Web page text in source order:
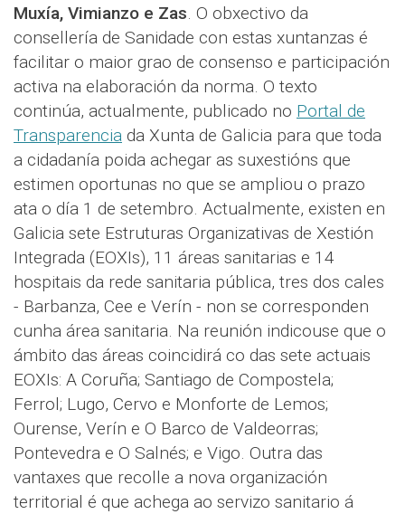
Muxía, Vimianzo e Zas . O obxectivo da
consellería de Sanidade con estas xuntanzas é
facilitar o maior grao de consenso e participación
activa na elaboración da norma. O texto
continúa, actualmente, publicado no Portal de
Transparencia da Xunta de Galicia para que toda
a cidadanía poida achegar as suxestións que
estimen oportunas no que se ampliou o prazo
ata o día 1 de setembro. Actualmente, existen en
Galicia sete Estruturas Organizativas de Xestión
Integrada (EOXIs), 11 áreas sanitarias e 14
hospitais da rede sanitaria pública, tres dos cales
- Barbanza, Cee e Verín - non se corresponden
cunha área sanitaria. Na reunión indicouse que o
ámbito das áreas coincidirá co das sete actuais
EOXIs: A Coruña; Santiago de Compostela;
Ferrol; Lugo, Cervo e Monforte de Lemos;
Ourense, Verín e O Barco de Valdeorras;
Pontevedra e O Salnés; e Vigo. Outra das
vantaxes que recolle a nova organización
territorial é que achega ao servizo sanitario á